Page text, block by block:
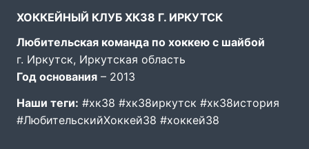
ХОККЕЙНЫЙ КЛУБ ХК38 Г. ИРКУТСК
Любительская команда по хоккею с шайбой
г. Иркутск, Иркутская область
Год основания – 2013
Наши теги: #хк38 #хк38иркутск #хк38история
#ЛюбительскийХоккей38 #хоккей38